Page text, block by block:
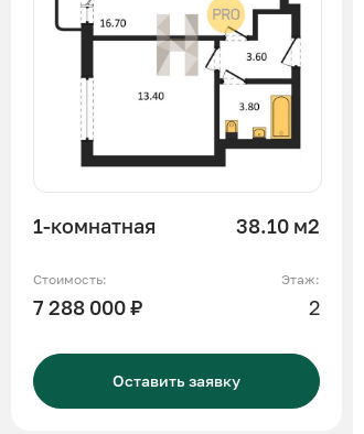
1-комнатная 38.10 м2
Стоимость:
7 288 000 ₽
Этаж:
2
Оставить заявку